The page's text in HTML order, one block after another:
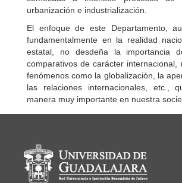
urbanización e industrialización.
El enfoque de este Departamento,
fundamentalmente en la realidad
estatal, no desdeña la importancia
comparativos de carácter internacional,
fenómenos como la globalización, la
las relaciones internacionales, etc.,
manera muy importante en nuestra
Información del portal